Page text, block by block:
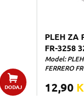
DODAJ
PLEH ZA
FR-3258
Model:
FERRERO
12,90